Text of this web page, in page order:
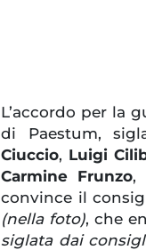
L’accordo per la
di Paestum,
Ciuccio, Luigi
Carmine Frunzo,
convince il
(nella foto), che
siglata dai